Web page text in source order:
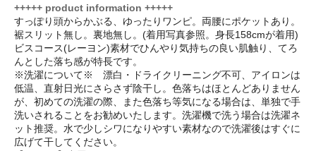
+++++ product information +++++
すっぽり頭からかぶる、ゆったりワンピ。両腰にポケットあり。
裾スリット無し。裏地無し。(着用写真参照。身長158cmが着用)
ビスコース(レーヨン)素材でひんやり気持ちの良い肌触り、てろ
んとした落ち感が特長です。
※洗濯について※ 漂白・ドライクリーニング不可、アイロンは
低温、直射日光にさらさず陰干し。色落ちはほとんどありません
が、初めての洗濯の際、また色落ち等気になる場合は、単独で手
洗いされることをお勧めいたします。洗濯機で洗う場合は洗濯ネ
ット推奨。水で少しシワになりやすい素材なので洗濯後はすぐに
広げて干してください。